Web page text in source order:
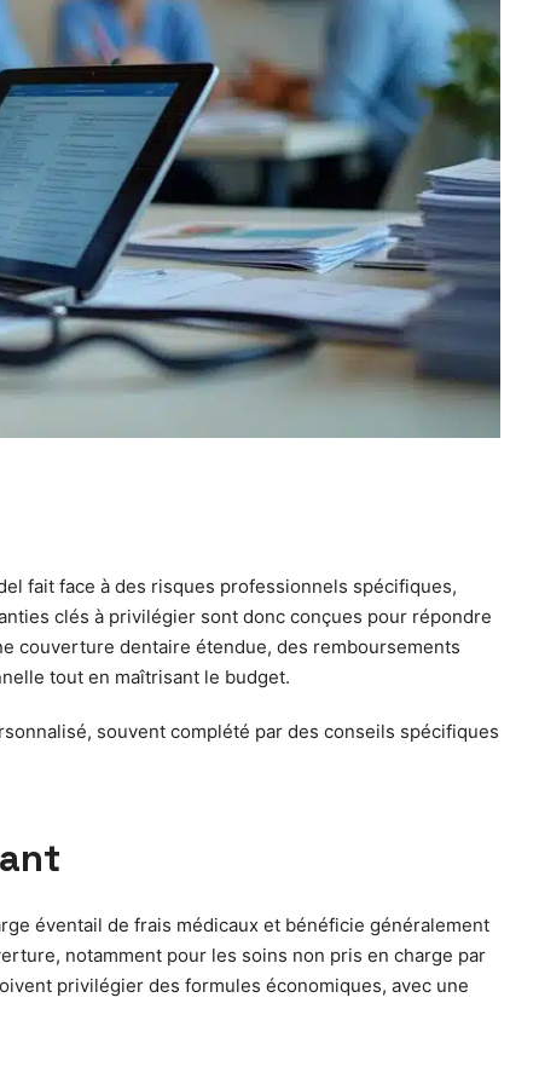
fait face à des risques professionnels spécifiques,
clés à privilégier sont donc conçues pour répondre
couverture dentaire étendue, des remboursements
tout en maîtrisant le budget.
souvent complété par des conseils spécifiques
éventail de frais médicaux et bénéficie généralement
notamment pour les soins non pris en charge par
privilégier des formules économiques, avec une